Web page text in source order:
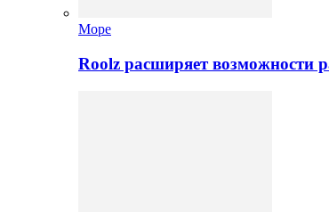
Море
Roolz расширяет возможности